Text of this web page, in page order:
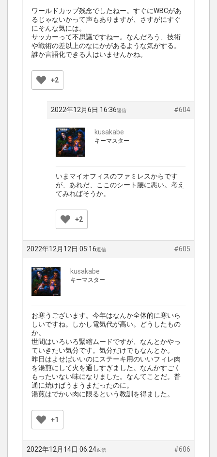
ワールドカップ残念でしたねー。すぐにWBCがあ
るじゃないかって声もありますが、さすがにすぐ
にそんな気には。
サッカーって不思議ですねー。なんだろう、技術
や戦術の差以上のなにかがあるような気がする。
誰か言語化できる人はいませんかね。
+2
2022年12月6日 16:36 #604
返信
kusakabe
キーマスター
いまマイオフィスのファミレスからです
が、あれだ、ここのシート腰に悪い。考え
てみればそうか。
+2
2022年12月12日 05:16 #605
返信
kusakabe
キーマスター
お寒うございます。今年はなんか全体的に寒いら
しいですね。しかし電気代が高い。どうしたもの
か。
世間はいろいろ緊縮ムードですが、なんとかやっ
ていきたい気分です。気分だけでもなんとか。
昨日はよせばいいのにステーキ用のいいフィレ肉
を湯煎にして火を通しすぎました。なんかすごく
もったいない味になりました。なんてことだ。普
通に焼けばうまうまだったのに。
湯煎はでかい肉に限るという教訓を得ました。
+1
2022年12月14日 06:24 #606
返信